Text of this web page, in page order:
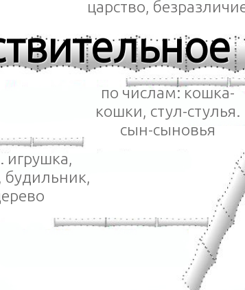
царство,
игрушка,
будильник,
по числам: кошка-
кошки, стул-стулья.
сын-сыновья